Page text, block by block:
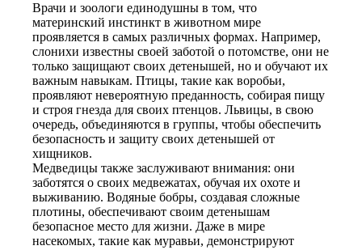
Врачи и зоологи единодушны в том, что
материнский инстинкт в животном мире
проявляется в самых различных формах. Например,
слонихи известны своей заботой о потомстве, они не
только защищают своих детенышей, но и обучают их
важным навыкам. Птицы, такие как воробьи,
проявляют невероятную преданность, собирая пищу
и строя гнезда для своих птенцов. Львицы, в свою
очередь, объединяются в группы, чтобы обеспечить
безопасность и защиту своих детенышей от
хищников.
Медведицы также заслуживают внимания: они
заботятся о своих медвежатах, обучая их охоте и
выживанию. Водяные бобры, создавая сложные
плотины, обеспечивают своим детенышам
безопасное место для жизни. Даже в мире
насекомых, такие как муравьи, демонстрируют